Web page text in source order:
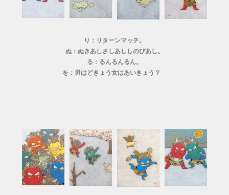
り：リターンマッチ。
ぬ：ぬきあしさしあししのびあし。
る：るんるんるん。
を：男はどきょう女はあいきょう？